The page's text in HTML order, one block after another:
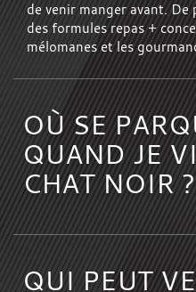
de venir manger avant.
des formules repas +
mélomanes et les
OÙ SE
QUAND JE
CHAT NOIR ?
QUI PEUT